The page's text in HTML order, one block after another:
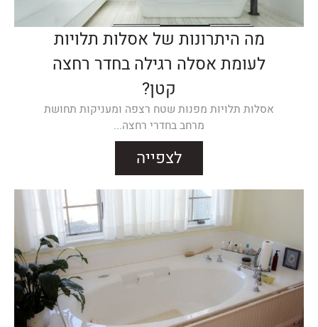
מה היתרונות של אסלות תלויות
לעומת אסלה רגילה בחדר רחצה
קטן?
אסלות תלויות מפנות שטח רצפה ומעניקות תחושת
מרחב בחדרי רחצה...
לצפייה